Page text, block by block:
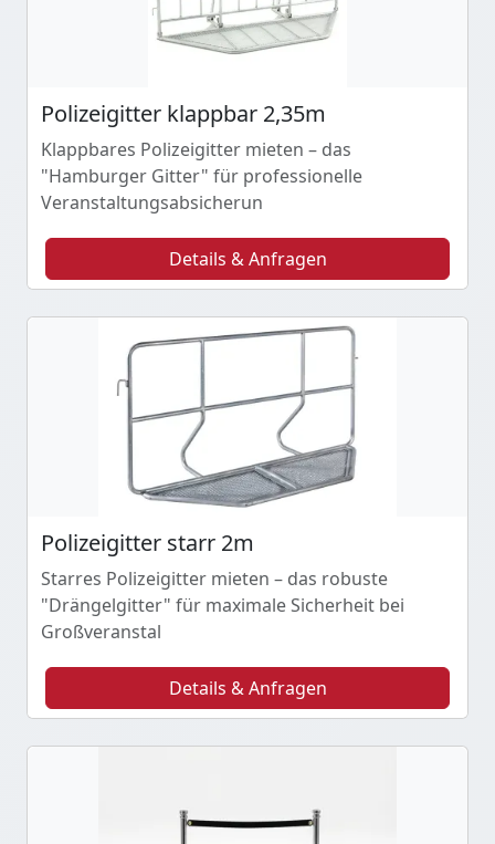
Polizeigitter klappbar 2,35m
Klappbares Polizeigitter mieten – das
"Hamburger Gitter" für professionelle
Veranstaltungsabsicherun
Details & Anfragen
Polizeigitter starr 2m
Starres Polizeigitter mieten – das robuste
"Drängelgitter" für maximale Sicherheit bei
Großveranstal
Details & Anfragen